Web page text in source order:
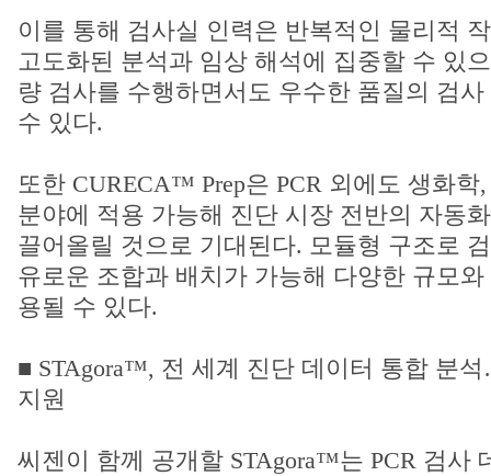
이를 통해 검사실 인력은 반복적인 물리적
고도화된 분석과 임상 해석에 집중할 수 있
량 검사를 수행하면서도 우수한 품질의 검
수 있다.
또한 CURECA™ Prep은 PCR 외에도 생화
분야에 적용 가능해 진단 시장 전반의 자동
끌어올릴 것으로 기대된다. 모듈형 구조로
유로운 조합과 배치가 가능해 다양한 규모
용될 수 있다.
■ STAgora™, 전 세계 진단 데이터 통합 분
지원
씨젠이 함께 공개할 STAgora™는 PCR 검사